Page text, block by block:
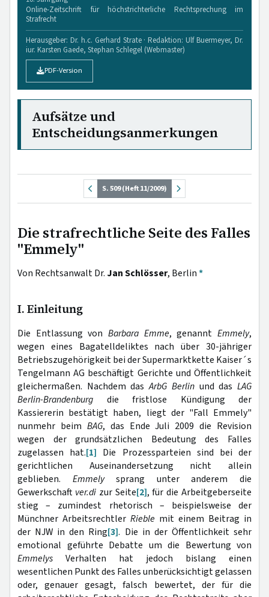
Online-Zeitschrift für höchstrichterliche Rechtsprechung im
Strafrecht
Herausgeber: Dr. h.c. Gerhard Strate · Redaktion: Ulf Buermeyer, Dr.
iur. Karsten Gaede, Stephan Schlegel (Webmaster)
PDF-Version
Aufsätze und
Entscheidungsanmerkungen
S. 509 (Heft 11/2009)
Die strafrechtliche Seite des Falles
"Emmely"
Von Rechtsanwalt Dr. Jan Schlösser, Berlin*
I. Einleitung
Die Entlassung von Barbara Emme, genanntEmmely,
wegen eines Bagatelldeliktes nach über 30-jähriger
Betriebszugehörigkeit bei der Supermarktkette Kaiser´s
Tengelmann AG beschäftigt Gerichte und Öffentlichkeit
gleichermaßen. Nachdem dasArbG Berlinund dasLAG
Berlin-Brandenburg die fristlose Kündigung der
Kassiererin bestätigt haben, liegt der "Fall Emmely"
nunmehr beim BAG, das Ende Juli 2009 die Revision
wegen der grundsätzlichen Bedeutung des Falles
zugelassen hat.[1] Die Prozessparteien sind bei der
gerichtlichen Auseinandersetzung nicht allein
geblieben. Emmelysprang unter anderem die
Gewerkschaft ver.dizur Seite[2], für die Arbeitgeberseite
stieg – zumindest rhetorisch – beispielsweise der
Münchner Arbeitsrechtler Rieble mit einem Beitrag in
der NJW in den Ring[3]. Die in der Öffentlichkeit sehr
emotional geführte Debatte um die Bewertung von
Emmelys Verhalten hat jedoch bislang einen
wesentlichen Punkt des Falles unberücksichtigt gelassen
oder, genauer gesagt, falsch bewertet, der für die